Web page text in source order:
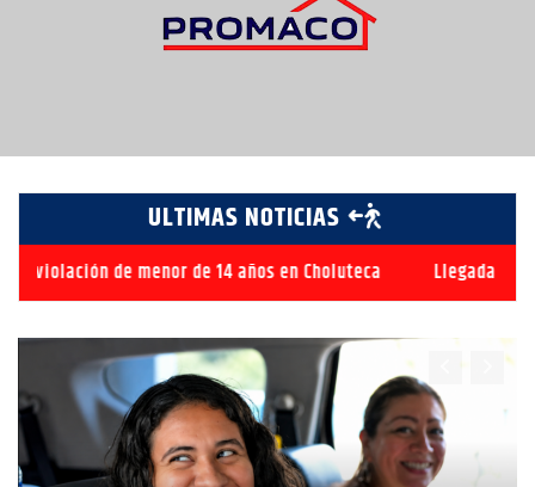
ULTIMAS NOTICIAS
14 años en Choluteca Llegada de turistas salvadoreños a